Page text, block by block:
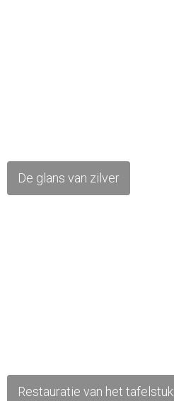
De glans van zilver
Restauratie van het tafelstuk